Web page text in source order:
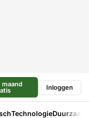
maand
Inloggen
Technologie